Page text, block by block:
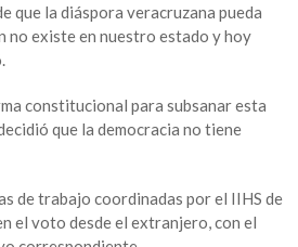
que la diáspora veracruzana pueda
no existe en nuestro estado y hoy
constitucional para subsanar esta
que la democracia no tiene
de trabajo coordinadas por el IIHS de
el voto desde el extranjero, con el